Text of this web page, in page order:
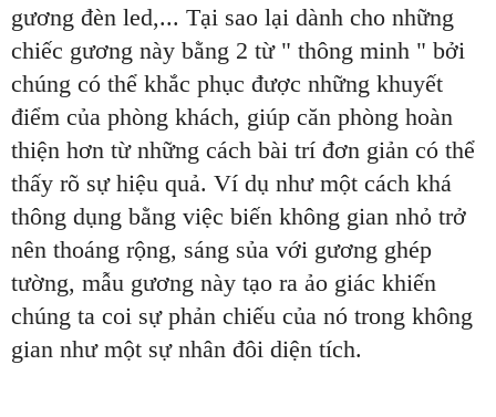
gương đèn led,... Tại sao lại dành cho những
chiếc gương này bằng 2 từ " thông minh " bởi
chúng có thể khắc phục được những khuyết
điểm của phòng khách, giúp căn phòng hoàn
thiện hơn từ những cách bài trí đơn giản có thể
thấy rõ sự hiệu quả. Ví dụ như một cách khá
thông dụng bằng việc biến không gian nhỏ trở
nên thoáng rộng, sáng sủa với gương ghép
tường, mẫu gương này tạo ra ảo giác khiến
chúng ta coi sự phản chiếu của nó trong không
gian như một sự nhân đôi diện tích.